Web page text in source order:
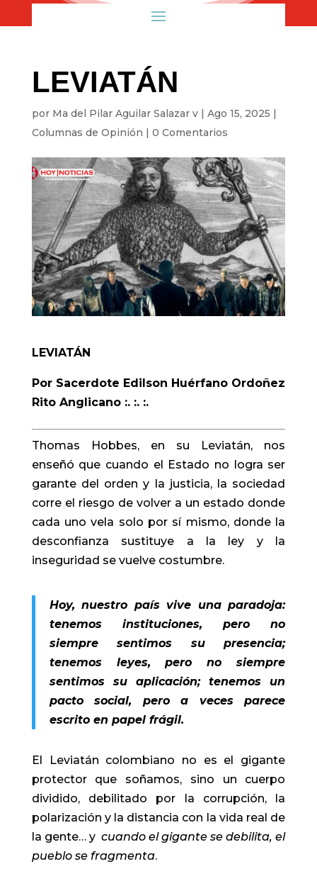
LEVIATÁN
por Ma del Pilar Aguilar Salazar v| Ago 15, 2025 |
Columnas de Opinión | 0 Comentarios
LEVIATÁN
Por Sacerdote Edilson Huérfano Ordoñez
Rito Anglicano :. :. :.
Thomas Hobbes, en su Leviatán, nos
enseñó que cuando el Estado no logra ser
garante del orden y la justicia, la sociedad
corre el riesgo de volver a un estado donde
cada uno vela solo por sí mismo, donde la
desconfianza sustituye a la ley y la
inseguridad se vuelve costumbre.
Hoy, nuestro país vive una paradoja:
tenemos instituciones, pero no
siempre sentimos su presencia;
tenemos leyes, pero no siempre
sentimos su aplicación; tenemos un
pacto social, pero a veces parece
escrito en papel frágil.
El Leviatán colombiano no es el gigante
protector que soñamos, sino un cuerpo
dividido, debilitado por la corrupción, la
polarización y la distancia con la vida real de
la gente… y cuando el gigante se debilita, el
pueblo se fragmenta.